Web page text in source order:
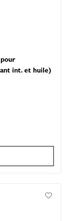
int. et huile)